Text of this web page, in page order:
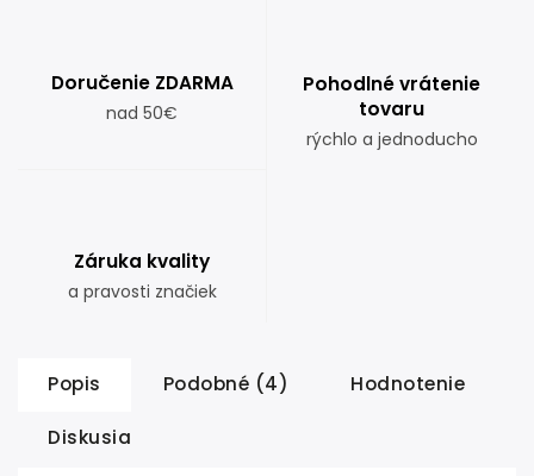
Doručenie ZDARMA
nad 50€
Pohodlné vrátenie
tovaru
rýchlo a jednoducho
Záruka kvality
a pravosti značiek
Popis Podobné (4) Hodnotenie
Diskusia